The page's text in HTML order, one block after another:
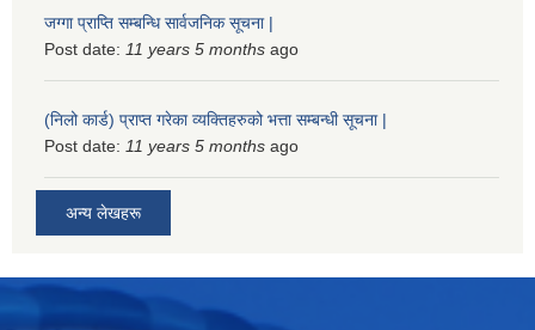
जग्गा प्राप्ति सम्बन्धि सार्वजनिक सूचना |
Post date: 11 years 5 months ago
(निलो कार्ड) प्राप्त गरेका व्यक्तिहरुको भत्ता सम्बन्धी सूचना |
Post date: 11 years 5 months ago
अन्य लेखहरू